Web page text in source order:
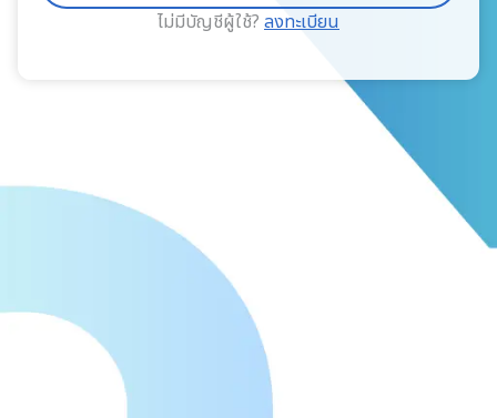
ไม่มีบัญชีผู้ใช้? ลงทะเบียน